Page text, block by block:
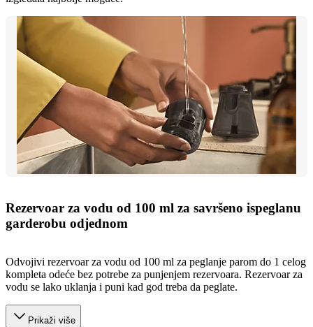
Rezervoar za vodu od 100 ml za savršeno ispeglanu
garderobu odjednom
Odvojivi rezervoar za vodu od 100 ml za peglanje parom do 1 celog
kompleta odeće bez potrebe za punjenjem rezervoara. Rezervoar za
vodu se lako uklanja i puni kad god treba da peglate.
Prikaži više